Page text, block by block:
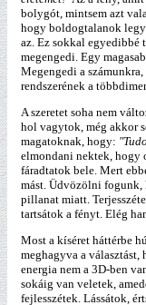
bolygót, mintsem azt
hogy boldogtalanok
az. Ez sokkal egyedibbé
megengedi. Egy
Megengedi a
rendszerének a
A szeretet soha nem
hol vagytok, még akkor
magatoknak, hogy:
elmondani nektek, hogy
fáradtatok bele. Mert
mást. Üdvözölni
pillanat miatt.
tartsátok a fényt. Elég
Most a kíséret háttérbe
meghagyva a választást,
energia nem a 3D-ben
sokáig van veletek,
fejlesszétek. Lássátok,